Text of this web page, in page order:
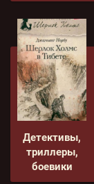
Детективы,
триллеры,
боевики